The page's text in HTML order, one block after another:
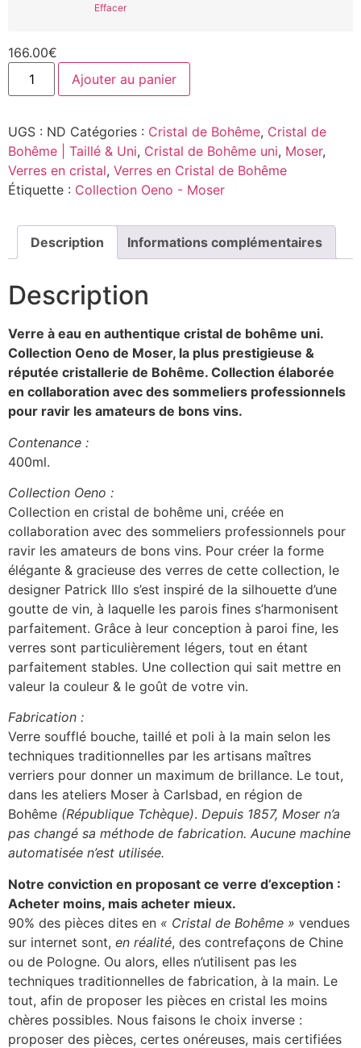
Effacer
166.00€
Ajouter au panier
UGS : ND Catégories : Cristal de Bohême, Cristal de
Bohême | Taillé & Uni, Cristal de Bohême uni, Moser,
Verres en cristal, Verres en Cristal de Bohême
Étiquette : Collection Oeno - Moser
Description Informations complémentaires
Description
Verre à eau en authentique cristal de bohême uni.
Collection Oeno de Moser, la plus prestigieuse &
réputée cristallerie de Bohême. Collection élaborée
en collaboration avec des sommeliers professionnels
pour ravir les amateurs de bons vins.
Contenance :
400ml.
Collection Oeno :
Collection en cristal de bohême uni, créée en
collaboration avec des sommeliers professionnels pour
ravir les amateurs de bons vins. Pour créer la forme
élégante & gracieuse des verres de cette collection, le
designer Patrick Illo s’est inspiré de la silhouette d’une
goutte de vin, à laquelle les parois fines s’harmonisent
parfaitement. Grâce à leur conception à paroi fine, les
verres sont particulièrement légers, tout en étant
parfaitement stables. Une collection qui sait mettre en
valeur la couleur & le goût de votre vin.
Fabrication :
Verre soufflé bouche, taillé et poli à la main selon les
techniques traditionnelles par les artisans maîtres
verriers pour donner un maximum de brillance. Le tout,
dans les ateliers Moser à Carlsbad, en région de
Bohême (République Tchèque). Depuis 1857, Moser n’a
pas changé sa méthode de fabrication. Aucune machine
automatisée n’est utilisée.
Notre conviction en proposant ce verre d’exception :
Acheter moins, mais acheter mieux.
90% des pièces dites en « Cristal de Bohême » vendues
sur internet sont, en réalité, des contrefaçons de Chine
ou de Pologne. Ou alors, elles n’utilisent pas les
techniques traditionnelles de fabrication, à la main. Le
tout, afin de proposer les pièces en cristal les moins
chères possibles. Nous faisons le choix inverse :
proposer des pièces, certes onéreuses, mais certifiées